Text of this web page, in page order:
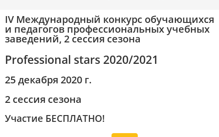
IV Международный конкурс обучающихся
и педагогов профессиональных учебных
заведений, 2 сессия сезона
Professional stars 2020/2021
25 декабря 2020 г.
2 сессия сезона
Участие БЕСПЛАТНО!